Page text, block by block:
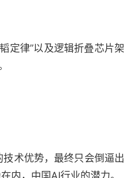
定律”以及逻辑折叠芯片架
术优势，最终只会倒逼出